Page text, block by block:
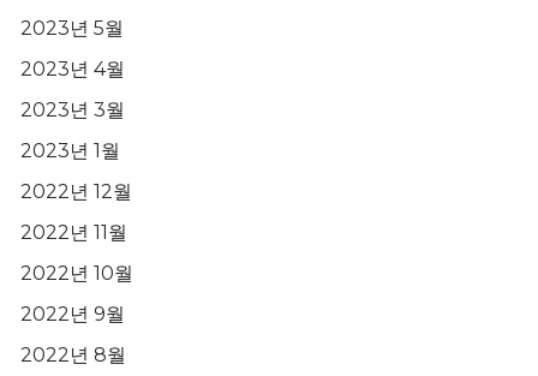
2023년 5월
2023년 4월
2023년 3월
2023년 1월
2022년 12월
2022년 11월
2022년 10월
2022년 9월
2022년 8월